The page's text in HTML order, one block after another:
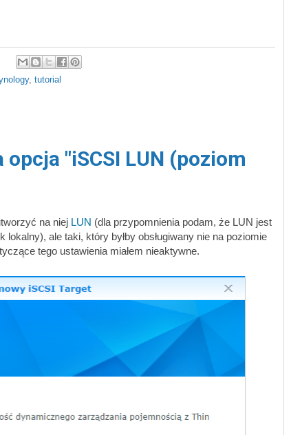
, tutorial
"iSCSI LUN (poziom
na niej LUN (dla przypomnienia podam, że LUN jest
ale taki, który byłby obsługiwany nie na poziomie
tego ustawienia miałem nieaktywne.